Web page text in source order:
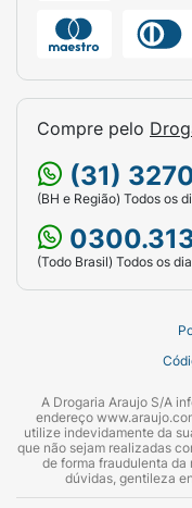
Compre pelo
(31)
(BH e Região) Todos os
(Todo Brasil) Todos os
A Drogaria Araujo S/A
endereço
utilize indevidamente da
que não sejam realizadas
de forma fraudulenta da
dúvidas, gentileza